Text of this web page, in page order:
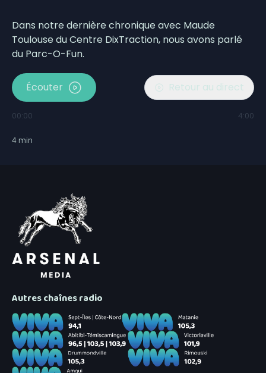
Dans notre dernière chronique avec Maude
Toulouse du Centre DixTraction, nous avons parlé
du Parc-O-Fun.
Écouter Retour au direct
00:00 4:00
4 min
Autres chaînes radio